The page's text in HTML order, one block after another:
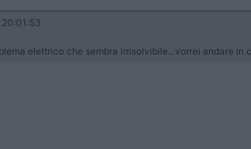
20:01:53
elettrico che sembra irrisolvibile...vorrei andare